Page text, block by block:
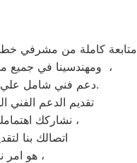
متابعة كاملة من مشرفي
ومهندسينا في جميع محافظات جمهورية مصر العربية للحفاظ علي اولويات والتزامات ومواعيد عملاء ،
دعم فني شامل علي مدار اليوم من خدمة عملاء ثلاجات توشيبا كفر الدوار بالقاهره والمحافظات.
تقديم الدعم الفني
، نشاركك اهتمامك ونقدر مدي الارتباك في حالة حدوث خلل او عطل في ايا من اجهزتنا ،
اتصالك بنا
هو امر نقدره تماما ونقدم لك الحلول الممكنة والمساعدة قدر المستطاع ،